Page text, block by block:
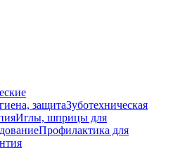
защитаЗуботехническая
Иглы, шприцы для
Профилактика для